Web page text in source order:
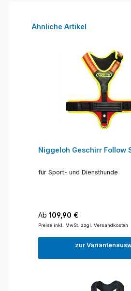
Produktgalerie überspringen
Ähnliche Artikel
Niggeloh Geschirr Follow
für Sport- und Diensthunde
Regulärer Preis:
Ab 109,90 €
Preise inkl. MwSt. zzgl. Versandkosten
zur